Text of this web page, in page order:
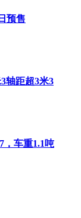
预售
轴距超3米3
，车重1.1吨